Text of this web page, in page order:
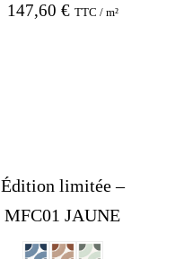
147,60 € TTC / m²
Édition limitée –
MFC01 JAUNE